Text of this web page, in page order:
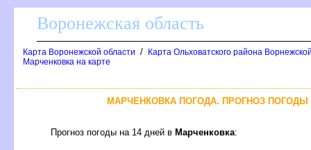
оронежская область
Карта Воронежской области /
Карта Ольховатского района
Марченковка на карте
МАРЧЕНКОВКА ПОГОДА. ПРОГНОЗ
Прогноз погоды на 14 дней Марченковка: